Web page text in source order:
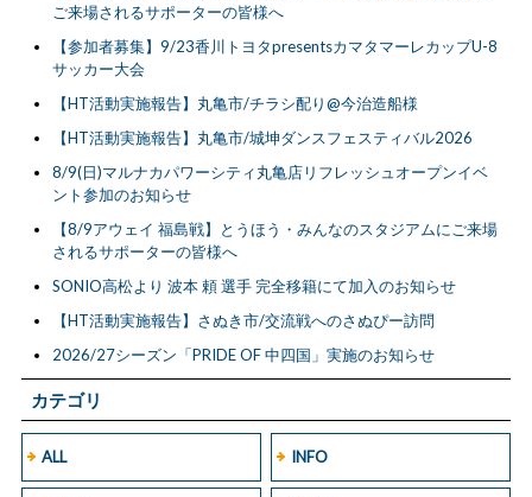
カテゴリ
ALL INFO
ご来場されるサポーターの皆様へ
【参加者募集】9/23香川トヨタpresentsカマタマーレカップU-8
サッカー大会
【HT活動実施報告】丸亀市/チラシ配り@今治造船様
【HT活動実施報告】丸亀市/城坤ダンスフェスティバル2026
8/9(日)マルナカパワーシティ丸亀店リフレッシュオープンイベ
ント参加のお知らせ
【8/9アウェイ 福島戦】とうほう・みんなのスタジアムにご来場
されるサポーターの皆様へ
SONIO高松より 波本 頼 選手 完全移籍にて加入のお知らせ
【HT活動実施報告】さぬき市/交流戦へのさぬぴー訪問
2026/27シーズン「PRIDE OF 中四国」実施のお知らせ